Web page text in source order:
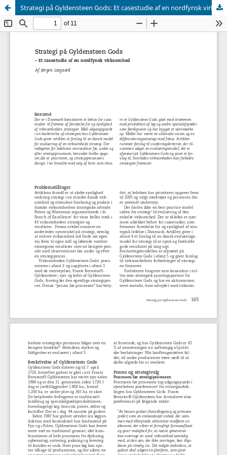
Strategi på Gyldensteen Gods: Et casestudie af en nordfynsk virksomhed